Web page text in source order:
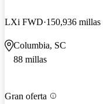
LXi FWD 150,936 millas
Columbia, SC
88 millas
Gran oferta